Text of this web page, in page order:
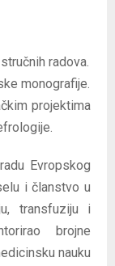
radova.
monografije.
projektima
Evropskog
i članstvo u
transfuziju i
brojne
nauku